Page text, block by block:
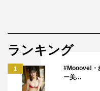
ランキング
1
#Mooove!・
ー美…